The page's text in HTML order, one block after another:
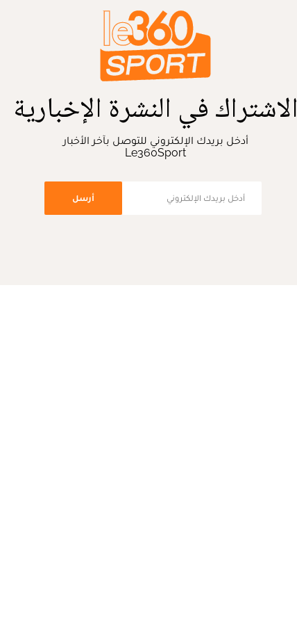
الاشتراك في النشرة الإخبارية
أدخل بريدك الإلكتروني للتوصل بآخر الأخبار
Le360Sport
أرسل